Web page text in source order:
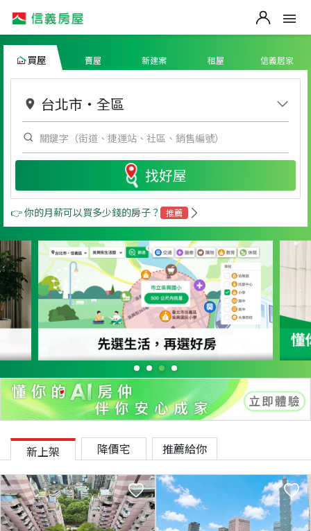
買屋 賣屋 新建案 租屋 信義居家
台北市 ・ 全區
找好屋
👉 你的月薪可以買多少錢的房子？ 推薦
新上架 降價宅 推薦給你